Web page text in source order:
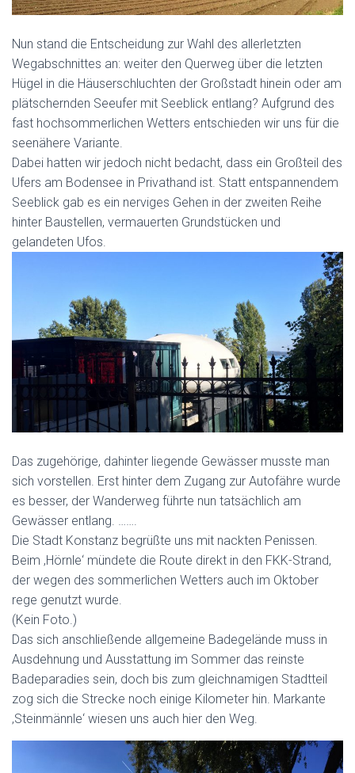
Nun stand die Entscheidung zur Wahl des allerletzten
Wegabschnittes an: weiter den Querweg über die letzten
Hügel in die Häuserschluchten der Großstadt hinein oder am
plätschernden Seeufer mit Seeblick entlang? Aufgrund des
fast hochsommerlichen Wetters entschieden wir uns für die
seenähere Variante.
Dabei hatten wir jedoch nicht bedacht, dass ein Großteil des
Ufers am Bodensee in Privathand ist. Statt entspannendem
Seeblick gab es ein nerviges Gehen in der zweiten Reihe
hinter Baustellen, vermauerten Grundstücken und
gelandeten Ufos.
Das zugehörige, dahinter liegende Gewässer musste man
sich vorstellen. Erst hinter dem Zugang zur Autofähre wurde
es besser, der Wanderweg führte nun tatsächlich am
Gewässer entlang. …….
Die Stadt Konstanz begrüßte uns mit nackten Penissen.
Beim ‚Hörnle‘ mündete die Route direkt in den FKK-Strand,
der wegen des sommerlichen Wetters auch im Oktober
rege genutzt wurde.
(Kein Foto.)
Das sich anschließende allgemeine Badegelände muss in
Ausdehnung und Ausstattung im Sommer das reinste
Badeparadies sein, doch bis zum gleichnamigen Stadtteil
zog sich die Strecke noch einige Kilometer hin. Markante
‚Steinmännle‘ wiesen uns auch hier den Weg.